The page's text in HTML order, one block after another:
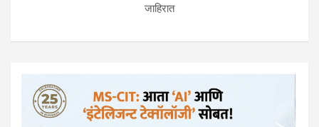
जाहिरात